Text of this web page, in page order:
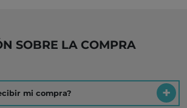
SOBRE LA COMPRA
mi compra?